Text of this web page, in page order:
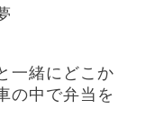
一緒にどこか
の中で弁当を